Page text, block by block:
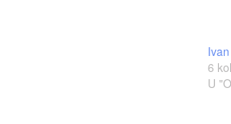
6
U